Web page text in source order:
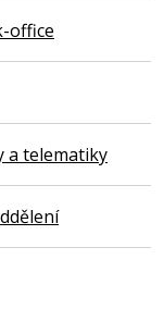
office
a telematiky